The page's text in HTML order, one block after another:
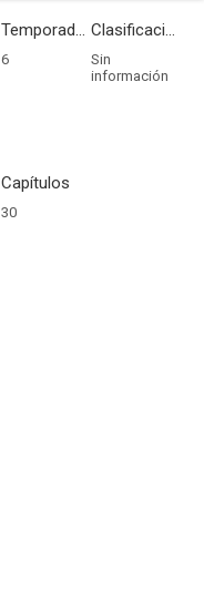
Temporadas
6
Clasificación por edades
Sin
información
Capítulos
30